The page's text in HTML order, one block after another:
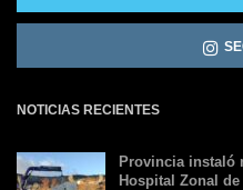
NOTICIAS RECIENTES
Provincia instaló
Hospital Zonal de